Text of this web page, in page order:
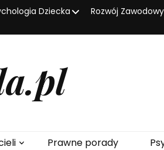
Dziecka Rozwój Zawodowy
Prawne porady